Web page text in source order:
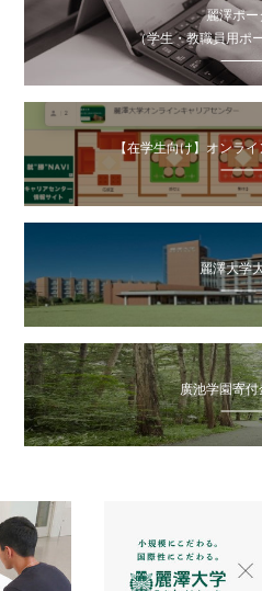
麗澤ポー
（学生・教職員用ポ
【在学生向け】オンラ
麗澤大学
廣池学園寄付